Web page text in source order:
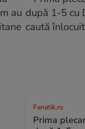
Fanatik.ro
Prima